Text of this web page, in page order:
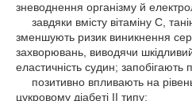
зневоднення організму й
завдяки вмісту вітаміну С,
зменшують ризик виникнення
захворювань, виводячи
еластичність судин; запобігають
позитивно впливають на
цукровому діабеті ІІ типу;